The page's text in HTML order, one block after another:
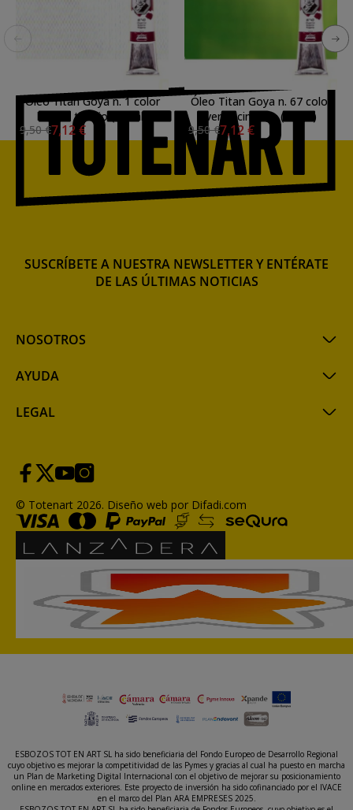
Óleo Titan Goya n. 1 color
blanco titanio (60 ml)
9,50 €7,12 €
Óleo Titan Goya n. 67 color
verde cinabrio (60 ml)
9,50 €7,12 €
NOSOTROS
AYUDA
LEGAL
SUSCRÍBETE A NUESTRA NEWSLETTER Y ENTÉRATE
DE LAS ÚLTIMAS NOTICIAS
© Totenart 2026. Diseño web por Difadi.com
ESBOZOS TOT EN ART SL ha sido beneficiaria del Fondo Europeo de Desarrollo Regional
cuyo objetivo es mejorar la competitividad de las Pymes y gracias al cual ha puesto en marcha
un Plan de Marketing Digital Internacional con el objetivo de mejorar su posicionamiento
online en mercados exteriores. Este proyecto de inversión ha sido cofinanciado por el IVACE
en el marco del Plan ARA EMPRESES 2025.